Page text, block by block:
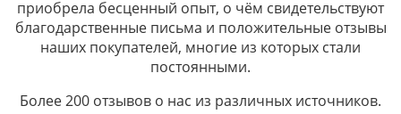
приобрела бесценный опыт, о чём свидетельствуют
благодарственные письма и положительные отзывы
наших покупателей, многие из которых стали
постоянными.
Более 200 отзывов о нас из различных источников.